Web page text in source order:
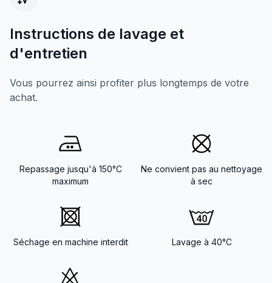
Instructions de lavage et
d'entretien
Vous pourrez ainsi profiter plus longtemps de votre
achat.
Repassage jusqu'à 150°C
maximum
Ne convient pas au nettoyage
à sec
Séchage en machine interdit Lavage à 40°C